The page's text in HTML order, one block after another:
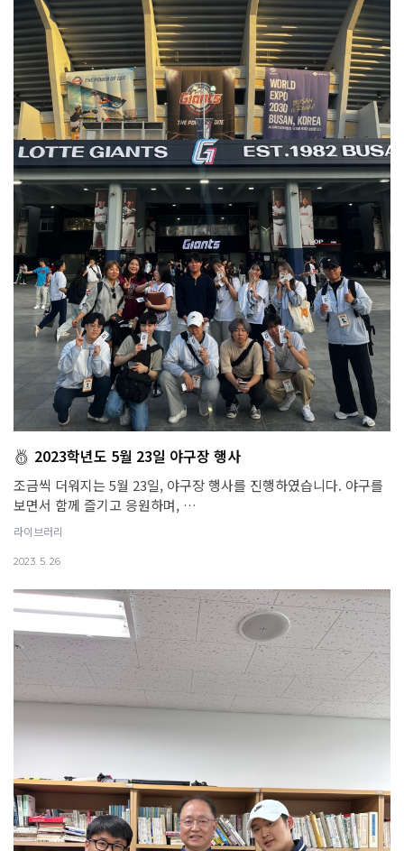
2023학년도 5월 23일 야구장 행사
조금씩 더워지는 5월 23일, 야구장 행사를 진행하였습니다. 야구를
보면서 함께 즐기고 응원하며, …
라이브러리
2023. 5. 26